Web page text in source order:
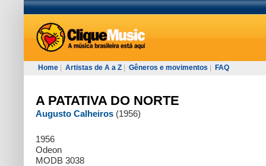
Home Artistas de A a Z Gêneros e movimentos FAQ
A PATATIVA DO NORTE
Augusto Calheiros (1956)
1956
Odeon
MODB 3038